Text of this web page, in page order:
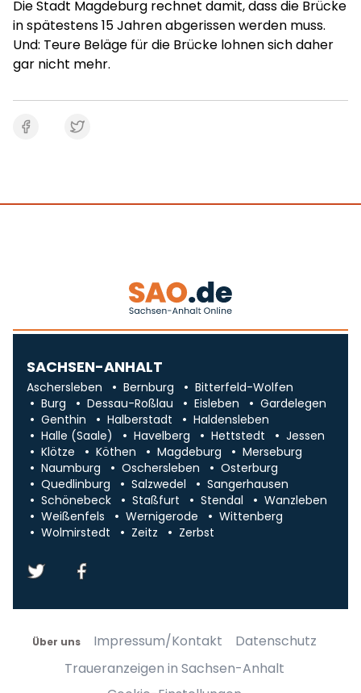
Die Stadt Magdeburg rechnet damit, dass die Brücke
in spätestens 15 Jahren abgerissen werden muss.
Und: Teure Beläge für die Brücke lohnen sich daher
gar nicht mehr.
SACHSEN-ANHALT
Aschersleben Bernburg
Bitterfeld-Wolfen
Burg
Dessau-Roßlau Eisleben
Gardelegen
Genthin
Halberstadt
Haldensleben
Halle (Saale)
Havelberg Hettstedt
Jessen
Klötze
Köthen Magdeburg
Merseburg
Naumburg
Oschersleben
Osterburg
Quedlinburg
Salzwedel
Sangerhausen
Schönebeck
Staßfurt Stendal
Wanzleben
Weißenfels
Wernigerode
Wittenberg
Wolmirstedt
Zeitz Zerbst
Über uns Impressum/Kontakt
Datenschutz
Traueranzeigen in Sachsen-Anhalt